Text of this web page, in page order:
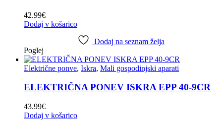
42.99€
Dodaj v košarico
Dodaj na seznam želja
Poglej
Električne ponve, Iskra, Mali gospodinjski aparati
ELEKTRIČNA PONEV ISKRA EPP 40-9CR
43.99€
Dodaj v košarico